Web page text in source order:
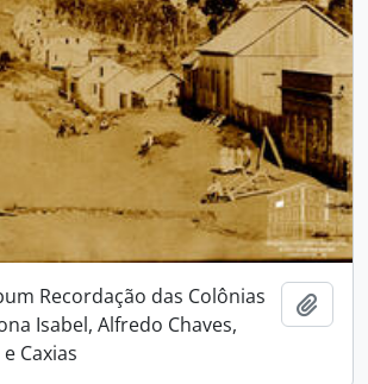
Recordação das Colônias
Isabel, Alfredo Chaves,
Caxias